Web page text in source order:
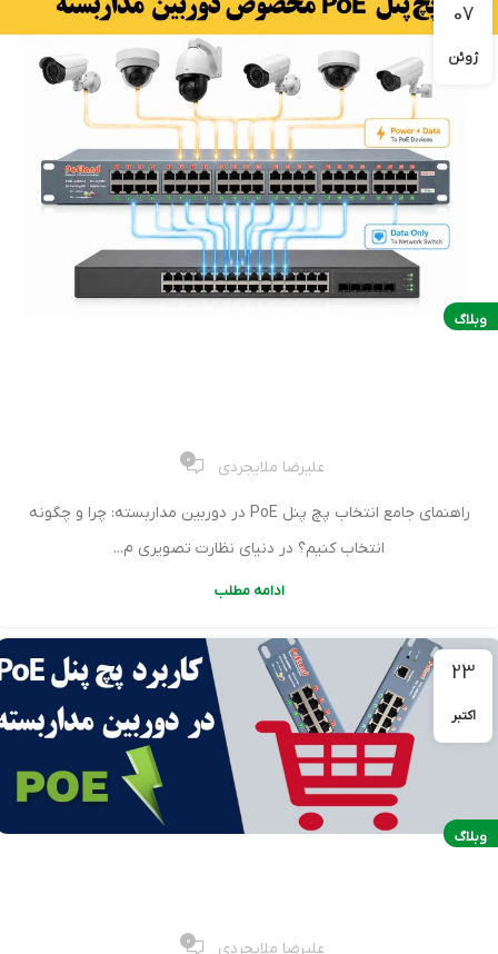
07
ژوئن
وبلاگ
علیرضا ملایجردی 0
راهنمای جامع انتخاب پچ پنل PoE در دوربین مداربسته: چرا و چگونه
انتخاب کنیم؟ در دنیای نظارت تصویری م...
ادامه مطلب
23
اکتبر
وبلاگ
علیرضا ملایجردی 0